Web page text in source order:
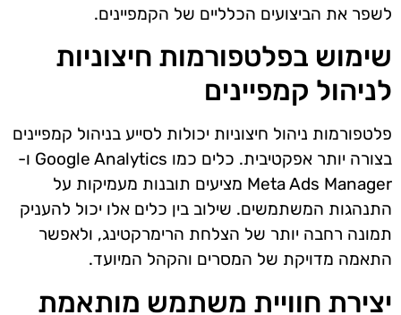
לשפר את הביצועים הכלליים של הקמפיינים.
שימוש בפלטפורמות חיצוניות
לניהול קמפיינים
פלטפורמות ניהול חיצוניות יכולות לסייע בניהול קמפיינים
בצורה יותר אפקטיבית. כלים כמו Google Analytics ו-
Meta Ads Manager מציעים תובנות מעמיקות על
התנהגות המשתמשים. שילוב בין כלים אלו יכול להעניק
תמונה רחבה יותר של הצלחת הרימרקטינג, ולאפשר
התאמה מדויקת של המסרים והקהל המיועד.
יצירת חוויית משתמש מותאמת